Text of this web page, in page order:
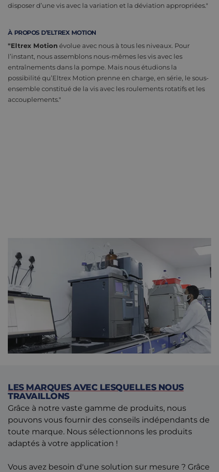
disposer d’une vis avec la variation et la déviation appropriées."
À PROPOS D’ELTREX MOTION
"Eltrex Motion évolue avec nous à tous les niveaux. Pour
l’instant, nous assemblons nous-mêmes les vis avec les
entraînements dans la pompe. Mais nous étudions la
possibilité qu’Eltrex Motion prenne en charge, en série, le sous-
ensemble constitué de la vis avec les roulements rotatifs et les
accouplements."
AVANTAGES LOGISTIQUES
Des progrès ont également été réalisés conjointement au sein
de la chaîne d’approvisionnement. Les vis mettent parfois
plusieurs semaines à arriver, par exemple lorsqu’elles sont
transportées par bateau. Durant cette période, la formation de
rouille représente un risque, un problème auquel le fabricant
néerlandais de systèmes d’analyse a parfois été confronté par le
passé. "Grâce au mode d’emballage approprié, nous ne
rencontrons désormais plus ce problème."
LES MARQUES AVEC LESQUELLES NOUS
TRAVAILLONS
Grâce à notre vaste gamme de produits, nous
pouvons vous fournir des conseils indépendants de
toute marque. Nous sélectionnons les produits
adaptés à votre application !
Vous avez besoin d'une solution sur mesure ? Grâce